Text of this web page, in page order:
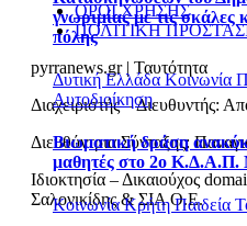
γνωριμίας με τις σκάλες
πόλης
Δυτική ΕλλάδαΚοινωνία
Αυτοδιοίκηση
Βιωματική δράση
μαθητές στο 2ο Κ.Δ.Α.Π.
ΚοινωνίαΚρήτηΠαιδεία
ΟΡΟΙ ΧΡΗΣΗΣ
ΠΟΛΙΤΙΚΗ
pyrranews.gr | Ταυτότητα
Διαχειριστής – Διευθυντής:
Διευθύντρια Σύνταξης:
Ιδιοκτησία – Δικαιούχος
Σαλονικίδης & ΣΙΑ Ο.Ε.